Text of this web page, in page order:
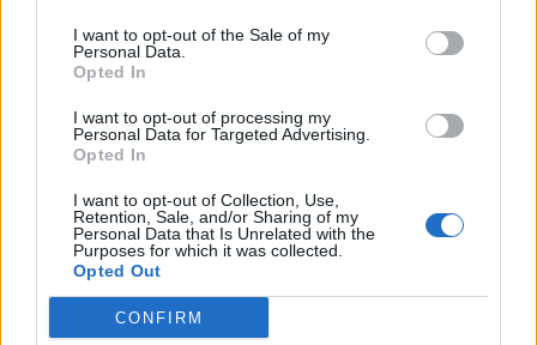
I want to opt-out of the Sale of my
Personal Data.
Opted In
I want to opt-out of processing my
Personal Data for Targeted Advertising.
Opted In
I want to opt-out of Collection, Use,
Retention, Sale, and/or Sharing of my
Personal Data that Is Unrelated with the
Purposes for which it was collected.
Opted Out
CONFIRM
Related Posts
NX7 é o novo SUV da Nissan para China e
pode chegar à Europa
BYVIRGILIO MACHADO 08/08/2026